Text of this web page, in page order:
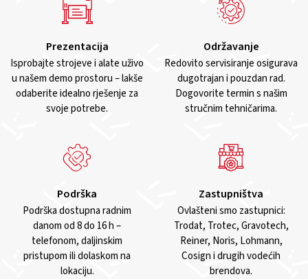
Prezentacija
Isprobajte strojeve i alate uživo
u našem demo prostoru – lakše
odaberite idealno rješenje za
svoje potrebe.
Održavanje
Redovito servisiranje osigurava
dugotrajan i pouzdan rad.
Dogovorite termin s našim
stručnim tehničarima.
Podrška
Podrška dostupna radnim
danom od 8 do 16 h –
telefonom, daljinskim
pristupom ili dolaskom na
lokaciju.
Zastupništva
Ovlašteni smo zastupnici:
Trodat, Trotec, Gravotech,
Reiner, Noris, Lohmann,
Cosign i drugih vodećih
brendova.